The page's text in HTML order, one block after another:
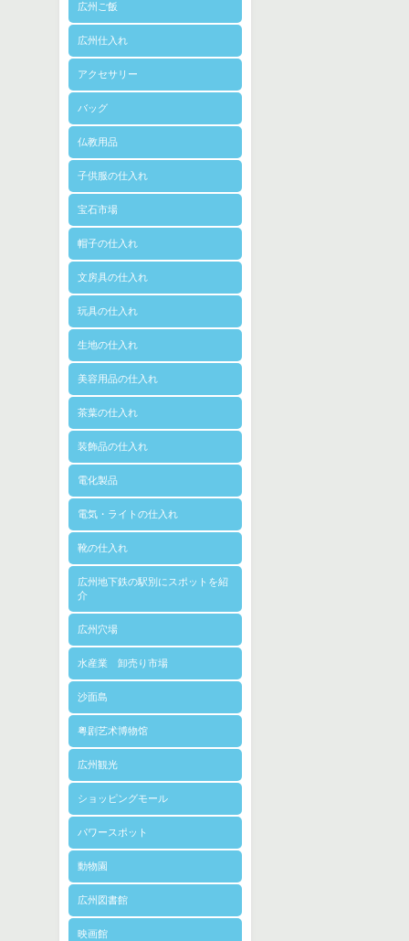
広州ご飯
広州仕入れ
アクセサリー
バッグ
仏教用品
子供服の仕入れ
宝石市場
帽子の仕入れ
文房具の仕入れ
玩具の仕入れ
生地の仕入れ
美容用品の仕入れ
茶葉の仕入れ
装飾品の仕入れ
電化製品
電気・ライトの仕入れ
靴の仕入れ
広州地下鉄の駅別にスポットを紹
介
広州穴場
水産業 卸売り市場
沙面島
粤剧艺术博物馆
広州観光
ショッピングモール
パワースポット
動物園
広州図書館
映画館